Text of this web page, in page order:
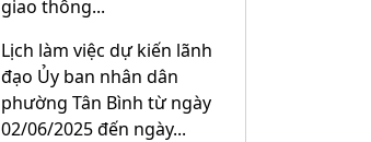
giao thông...
Lịch làm việc dự kiến lãnh
đạo Ủy ban nhân dân
phường Tân Bình từ ngày
02/06/2025 đến ngày...